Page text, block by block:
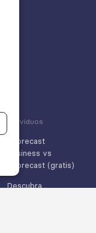
Individuos
Scorecast
Business vs
Scorecast (gratis)
Descubra